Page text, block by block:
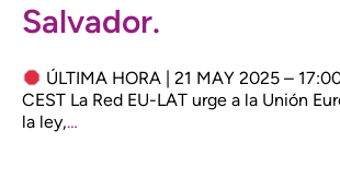
Salvador.
ÚLTIMA HORA | 21 MAY 2025 –
CEST La Red EU-LAT urge a la Unión
la ley,…